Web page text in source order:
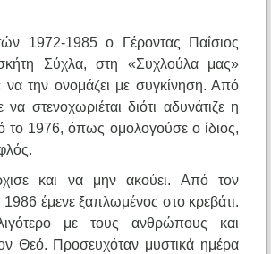
1972-1985 ο Γέροντας Παΐσιος
Σύχλα, στη «Συχλούλα μας»
την ονομάζει με συγκίνηση. Από
στενοχωριέται διότι αδυνάτιζε η
το 1976, όπως ομολογούσε ο ίδιος,
και να μην ακούει. Από τον
1986 έμενε ξαπλωμένος στο κρεβάτι.
με τους ανθρώπους και
Θεό. Προσευχόταν μυστικά ημέρα